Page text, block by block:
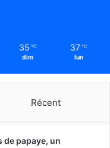
35 ℃
dim
37 ℃
lun
Récent
de papaye, un